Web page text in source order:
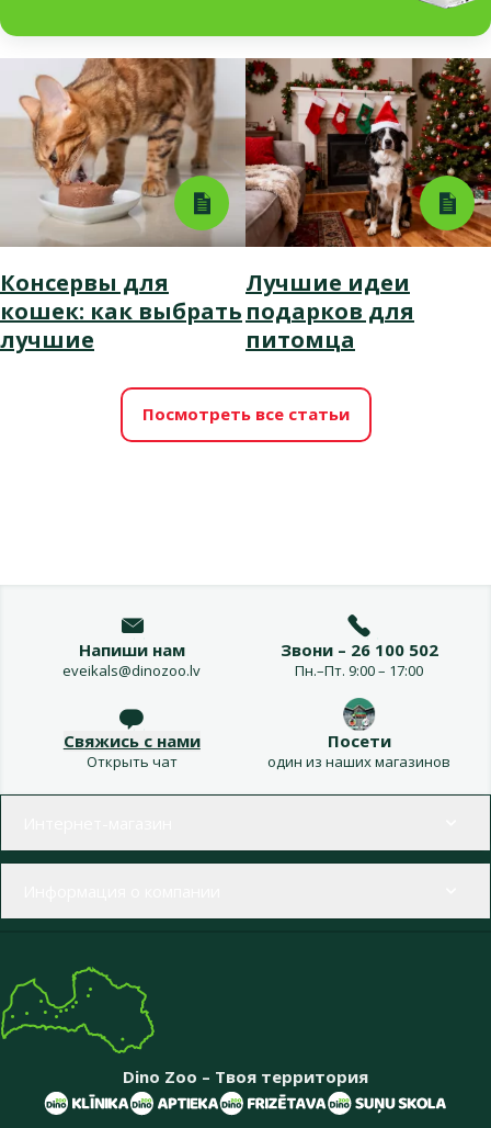
Консервы для
кошек: как выбрать
лучшие
Лучшие идеи
подарков для
питомца
Посмотреть все статьи
Напиши нам
eveikals@dinozoo.lv
Звони – 26 100 502
Пн.–Пт. 9:00 – 17:00
Свяжись с нами
Открыть чат
Посети
один из наших магазинов
Dino Zoo – Твоя территория